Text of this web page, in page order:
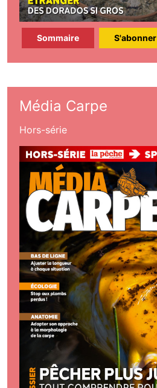
Sommaire S'abonner
Média Carpe
Hors-série